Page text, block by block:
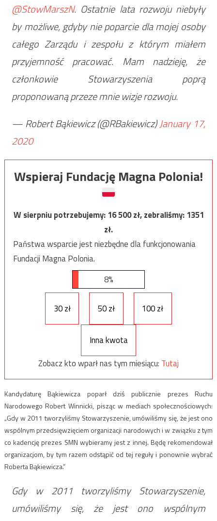
@StowMarszN. Ostatnie lata rozwoju niebyły
by możliwe, gdyby nie poparcie dla mojej osoby
całego Zarządu i zespołu z którym miałem
przyjemność pracować. Mam nadzieję, że
członkowie Stowarzyszenia poprą
proponowaną przeze mnie wizje rozwoju.
— Robert Bąkiewicz (@RBakiewicz)January 17,
2020
Wspieraj Fundację Magna Polonia!
W sierpniu potrzebujemy:16 500zł, zebraliśmy:1351
zł.
Państwa wsparcie jest niezbędne dla funkcjonowania
Fundacji Magna Polonia.
8%
30 zł 50 zł 100 zł
Inna kwota
Zobacz kto wparł nas tym miesiącu: Tutaj
Kandydaturę Bąkiewicza poparł dziś publicznie prezes Ruchu
Narodowego Robert Winnicki, pisząc w mediach społecznościowych:
„Gdy w 2011 tworzyliśmy Stowarzyszenie, umówiliśmy się, że jest ono
wspólnym przedsięwzięciem organizacji narodowych i w związku z tym
co kadencję prezes SMN wybieramy jest z innej. Będę rekomendował
organizacjom, by tym razem odstąpić od tej reguły i ponownie wybrać
Roberta Bąkiewicza.”
Gdy w 2011 tworzyliśmy Stowarzyszenie,
umówiliśmy się, że jest ono wspólnym